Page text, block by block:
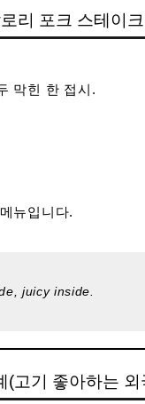
리 포크 스테이
막힌 한 접시.
뉴입니다.
juicy inside.
(고기 좋아하는